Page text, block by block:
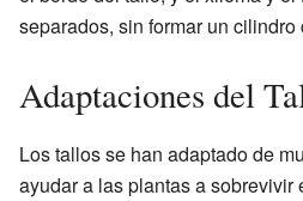
separados, sin formar un
Adaptaciones del
Los tallos se han adaptado de
ayudar a las plantas a sobrevivir